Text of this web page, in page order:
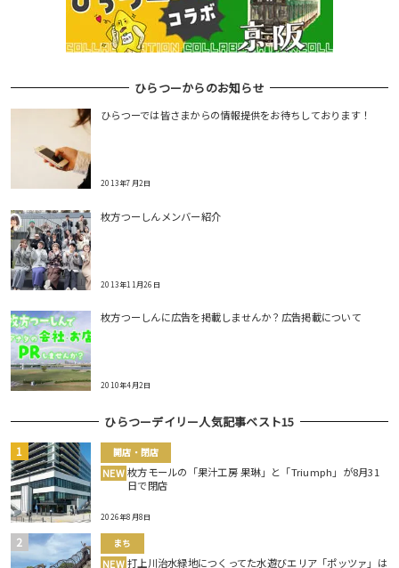
ひらつーからのお知らせ
ひらつーでは皆さまからの情報提供をお待ちしております！
2013年7月2日
枚方つーしんメンバー紹介
2013年11月26日
枚方つーしんに広告を掲載しませんか？広告掲載について
2010年4月2日
ひらつーデイリー人気記事ベスト15
開店・閉店
NEW 枚方モールの「果汁工房 果琳」と「Triumph」が8月31
日で閉店
2026年8月8日
まち
NEW 打上川治水緑地につくってた水遊びエリア「ポッツァ」は